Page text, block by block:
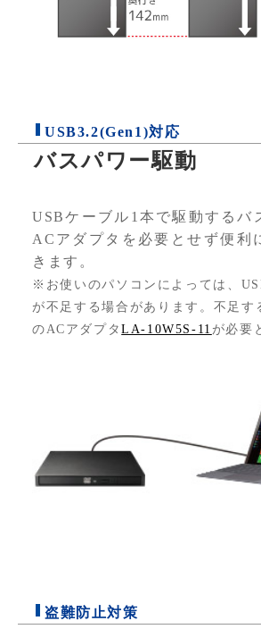
USB3.2(Gen1)対応
バスパワー駆動
USBケーブル1本で駆動するバ
ACアダプタを必要とせず便利
きます。
※お使いのパソコンによっては、
が不足する場合があります。不足す
のACアダプタLA-10W5S-11 が必要
盗難防止対策